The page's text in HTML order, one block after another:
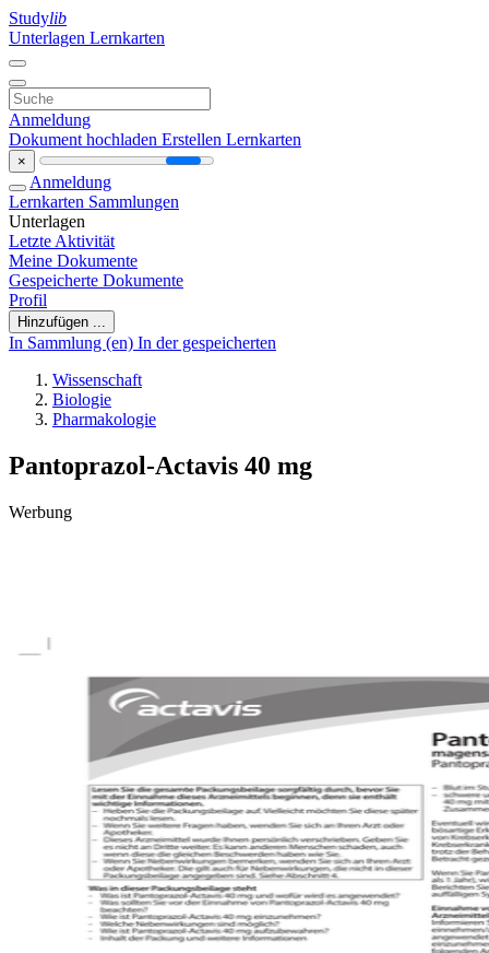
Studylib
Unterlagen Lernkarten
Anmeldung
Dokument hochladen Erstellen Lernkarten
×
Anmeldung
Lernkarten Sammlungen
Unterlagen
Letzte Aktivität
Meine Dokumente
Gespeicherte Dokumente
Profil
Hinzufügen ...
In Sammlung (en) In der gespeicherten
Wissenschaft
Biologie
Pharmakologie
Pantoprazol-Actavis 40 mg
Werbung